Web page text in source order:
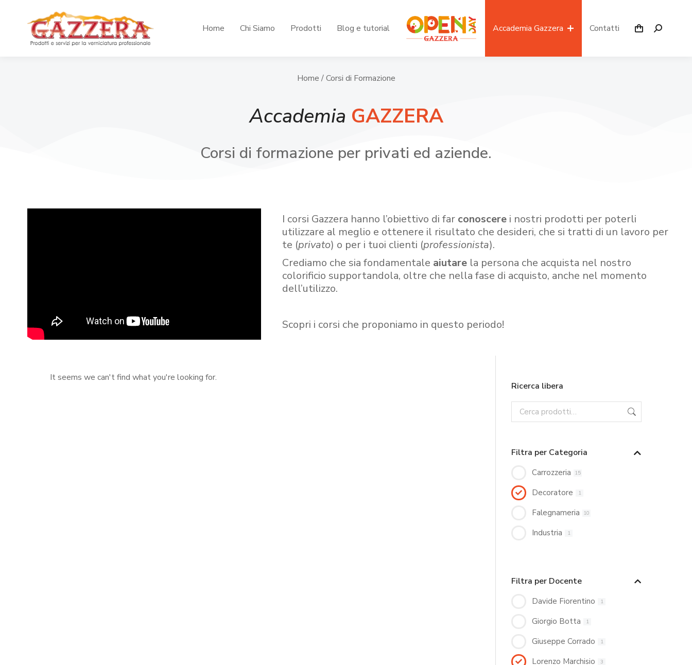
Home Chi Siamo Prodotti Blog e tutorial Accademia Gazzera Contatti
Home / Corsi di Formazione
Accademia GAZZERA
Corsi di formazione per privati ed aziende.
I corsi Gazzera hanno l’obiettivo di far conoscerei nostri prodotti per poterli
utilizzare al meglio e ottenere il risultato che desideri, che si tratti di un lavoro per
te (privato) o per i tuoi clienti (professionista).
Crediamo che sia fondamentale aiutare la persona che acquista nel nostro
colorificio supportandola, oltre che nella fase di acquisto, anche nel momento
dell’utilizzo.
Scopri i corsi che proponiamo in questo periodo!
It seems we can't find what you're looking for.
Ricerca libera
Filtra per Categoria
Carrozzeria 15
Decoratore 1
Falegnameria 10
Industria 1
Filtra per Docente
Davide Fiorentino 1
Giorgio Botta 1
Giuseppe Corrado 1
Lorenzo Marchisio 3